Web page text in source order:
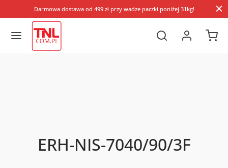
Darmowa dostawa od 499 zł przy wadze paczki poniżej 31kg!
ERH-NIS-7040/90/3F